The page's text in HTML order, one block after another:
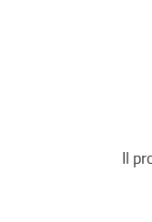
Il